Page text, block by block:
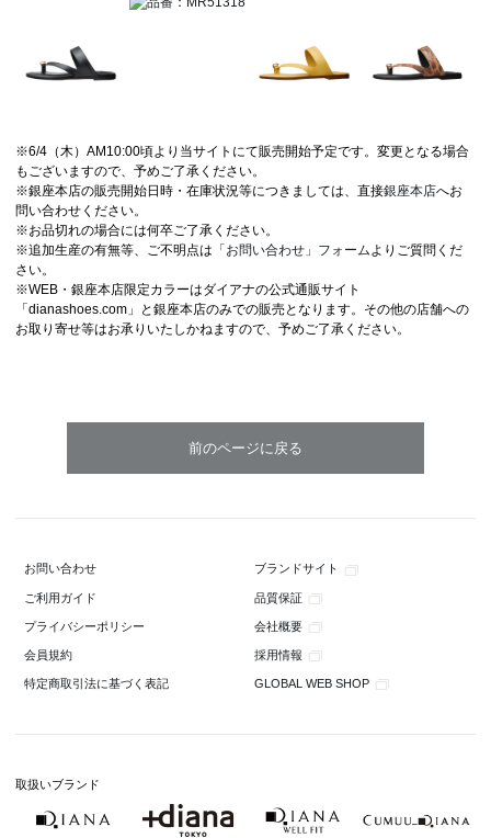
※6/4（木）AM10:00頃より当サイトにて販売開始予定です。変更となる場合
もございますので、予めご了承ください。
※銀座本店の販売開始日時・在庫状況等につきましては、直接銀座本店へお
問い合わせください。
※お品切れの場合には何卒ご了承ください。
※追加生産の有無等、ご不明点は 「お問い合わせ」フォームよりご質問くだ
さい。
※WEB・銀座本店限定カラーはダイアナの公式通販サイト
「dianashoes.com」と銀座本店のみでの販売となります。その他の店舗への
お取り寄せ等はお承りいたしかねますので、予めご了承ください。
お問い合わせ ブランドサイト
ご利用ガイド 品質保証
プライバシーポリシー 会社概要
会員規約 採用情報
特定商取引法に基づく表記 GLOBAL WEB SHOP
取扱いブランド